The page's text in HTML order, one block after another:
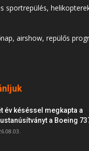
sportrepülés,
airshow, repülős
év késéssel megkapta a
a Boeing